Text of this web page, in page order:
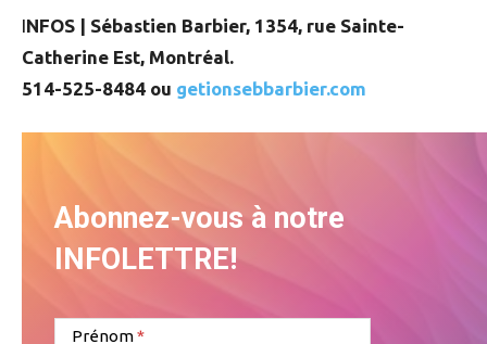
INFOS | Sébastien Barbier, 1354, rue Sainte-
Catherine Est, Montréal.
514-525-8484 ou getionsebbarbier.com
Abonnez-vous à notre
INFOLETTRE!
Prénom